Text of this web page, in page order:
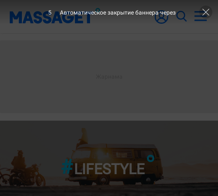
LIFESTYLE"9-ШЫ
3 Автоматическое закрытие баннера через